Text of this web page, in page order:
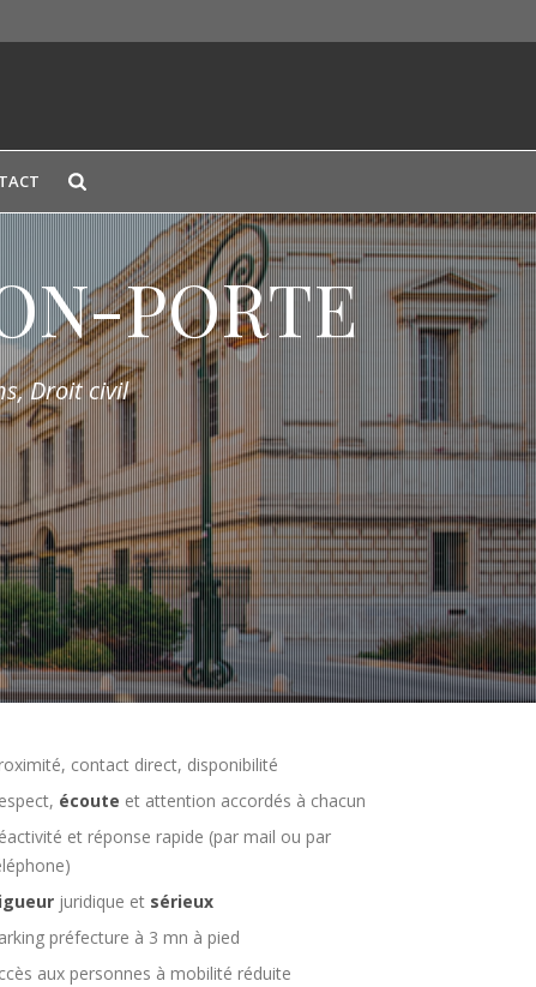
PORTE
Droit civil
contact direct, disponibilité
écoute et attention accordés à chacun
et réponse rapide (par mail ou par
juridique et sérieux
préfecture à 3 mn à pied
aux personnes à mobilité réduite